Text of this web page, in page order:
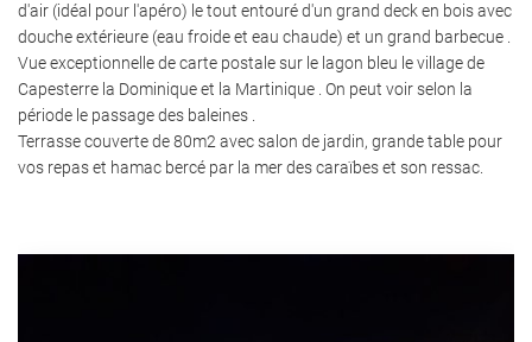
d'air (idéal pour l'apéro) le tout entouré d'un grand deck en bois avec
douche extérieure (eau froide et eau chaude) et un grand barbecue .
Vue exceptionnelle de carte postale sur le lagon bleu le village de
Capesterre la Dominique et la Martinique . On peut voir selon la
période le passage des baleines .
Terrasse couverte de 80m2 avec salon de jardin, grande table pour
vos repas et hamac bercé par la mer des caraïbes et son ressac.